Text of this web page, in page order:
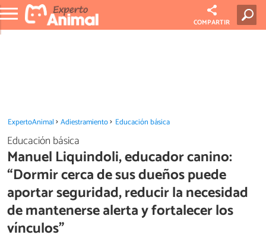
COMPARTIR
ExpertoAnimal Adiestramiento Educación básica
Educación básica
Manuel Liquindoli, educador canino:
“Dormir cerca de sus dueños puede
aportar seguridad, reducir la necesidad
de mantenerse alerta y fortalecer los
vínculos”